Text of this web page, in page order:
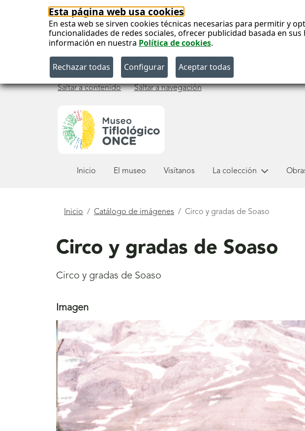
Esta página web usa cookies
En esta web se sirven cookies técnicas necesarias para permitir y
funcionalidades de redes sociales, ofrecer publicidad basada en
información en nuestra Política de cookies.
Saltar a contenido Saltar a navegación
Inicio El museo Visítanos La colección
Está
Inicio Catálogo de imágenes Circo y gradas de Soaso
Circo y gradas de Soaso
Circo y gradas de Soaso
Imagen